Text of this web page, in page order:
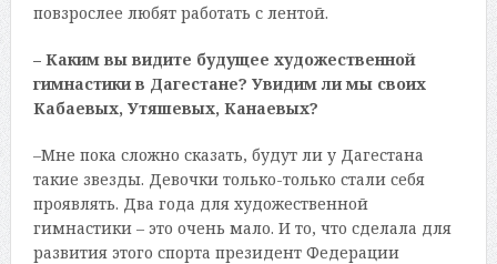
повзрослее любят работать с лентой.
– Каким вы видите будущее художественной
гимнастики в Дагестане? Увидим ли мы своих
Кабаевых, Утяшевых, Канаевых?
–Мне пока сложно сказать, будут ли у Дагестана
такие звезды. Девочки только-только стали себя
проявлять. Два года для художественной
гимнастики – это очень мало. И то, что сделала для
развития этого спорта президент Федерации